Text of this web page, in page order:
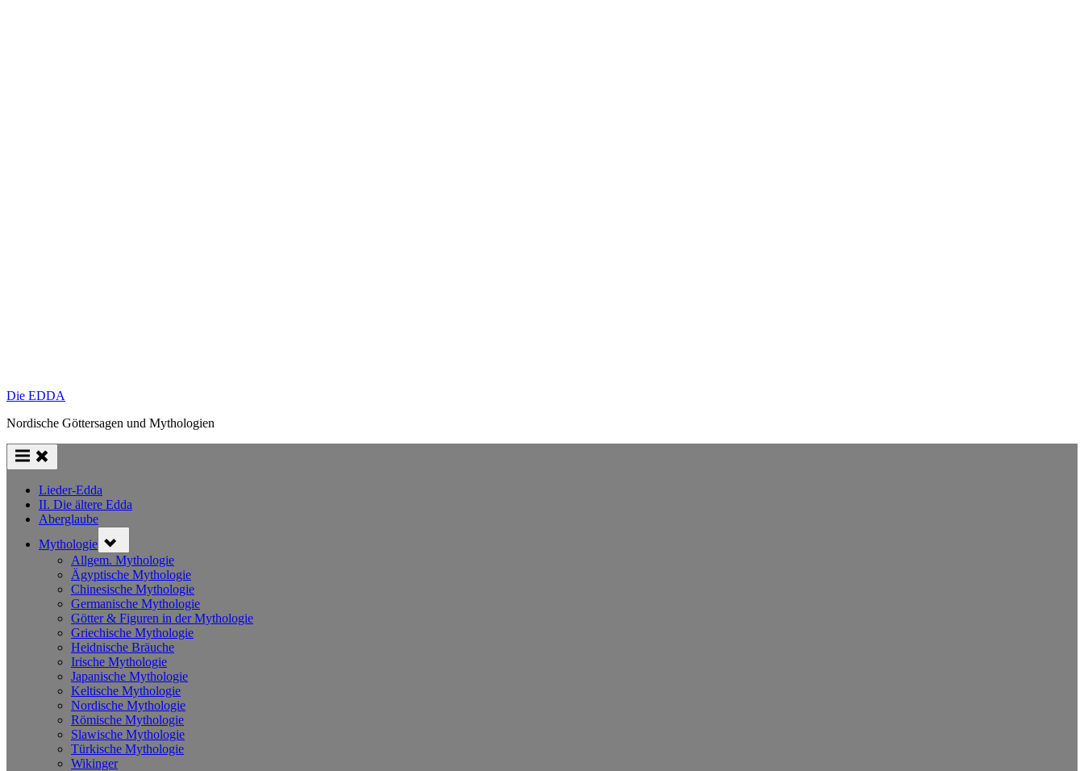
Die EDDA
Nordische Göttersagen und Mythologien
Lieder-Edda
II. Die ältere Edda
Aberglaube
Mythologie sub-
menu
Allgem. Mythologie
Ägyptische Mythologie
Chinesische Mythologie
Germanische Mythologie
Götter & Figuren in der Mythologie
Griechische Mythologie
Heidnische Bräuche
Irische Mythologie
Japanische Mythologie
Keltische Mythologie
Nordische Mythologie
Römische Mythologie
Slawische Mythologie
Türkische Mythologie
Wikinger